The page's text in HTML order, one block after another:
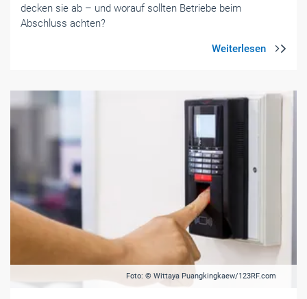
decken sie ab – und worauf sollten Betriebe beim
Abschluss achten?
Foto: © Wittaya Puangkingkaew/123RF.com